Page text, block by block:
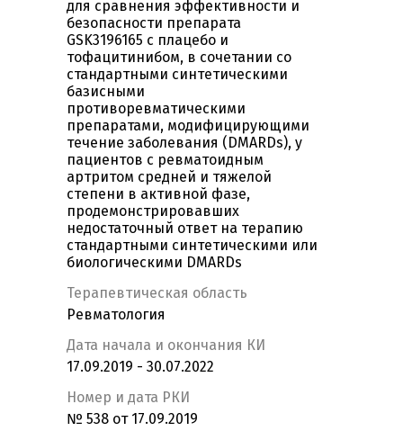
для сравнения эффективности и
безопасности препарата
GSK3196165 с плацебо и
тофацитинибом, в сочетании со
стандартными синтетическими
базисными
противоревматическими
препаратами, модифицирующими
течение заболевания (DMARDs), у
пациентов с ревматоидным
артритом средней и тяжелой
степени в активной фазе,
продемонстрировавших
недостаточный ответ на терапию
стандартными синтетическими или
биологическими DMARDs
Терапевтическая область
Ревматология
Дата начала и окончания КИ
17.09.2019 - 30.07.2022
Номер и дата РКИ
№ 538 от 17.09.2019